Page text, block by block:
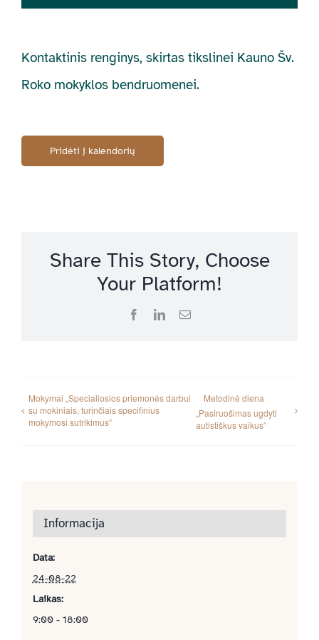
Kontaktinis renginys, skirtas tikslinei Kauno Šv.
Roko mokyklos bendruomenei.
Pridėti į kalendorių
Share This Story, Choose
Your Platform!
FacebookLinkedInEmail
Mokymai „Specialiosios priemonės darbui
su mokiniais, turinčiais specifinius
mokymosi sutrikimus”
Metodinė diena
„Pasiruošimas ugdyti
autistiškus vaikus”
Informacija
Data:
24-08-22
Laikas:
9:00 - 18:00